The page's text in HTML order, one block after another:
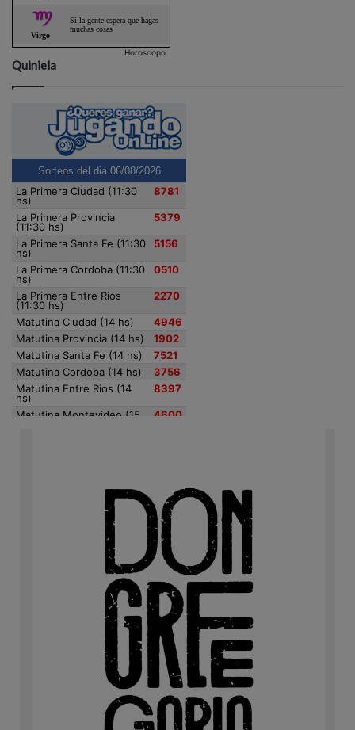
Horoscopo
Quiniela